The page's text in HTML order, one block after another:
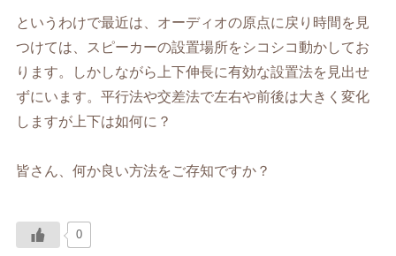
というわけで最近は、オーディオの原点に戻り時間を見
つけては、スピーカーの設置場所をシコシコ動かしてお
ります。しかしながら上下伸長に有効な設置法を見出せ
ずにいます。平行法や交差法で左右や前後は大きく変化
しますが上下は如何に？
皆さん、何か良い方法をご存知ですか？
0